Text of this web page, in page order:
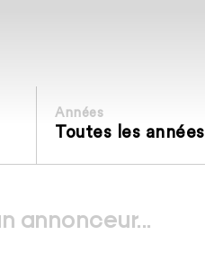
Années
Toutes les années